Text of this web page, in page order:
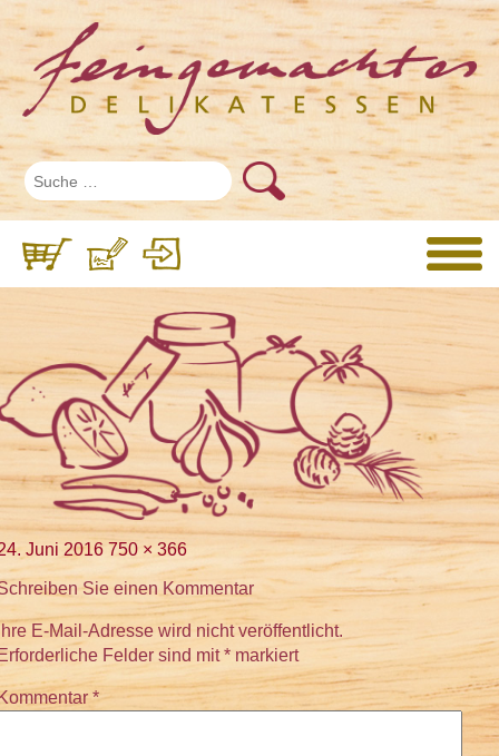
Juni 2016 Volle
Größe
750 × 366
Sie einen Kommentar
E-Mail-Adresse wird nicht veröffentlicht.
Felder sind mit* markiert
*